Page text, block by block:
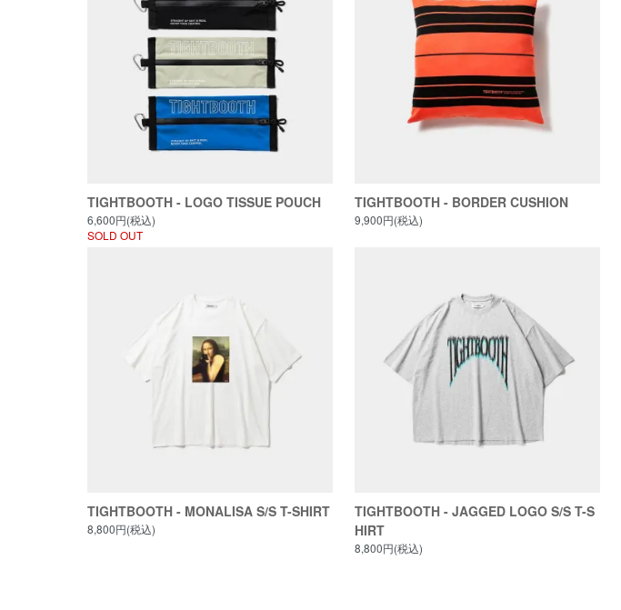
TIGHTBOOTH - LOGO TISSUE POUCH
6,600円(税込)
SOLD OUT
TIGHTBOOTH - BORDER CUSHION
9,900円(税込)
TIGHTBOOTH - MONALISA S/S T-SHIRT
8,800円(税込)
TIGHTBOOTH - JAGGED LOGO S/S T-S
HIRT
8,800円(税込)